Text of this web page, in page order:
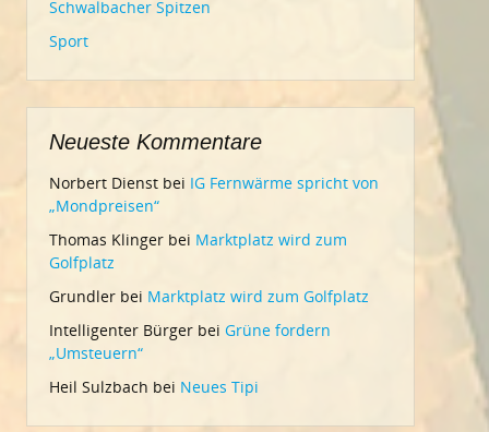
Schwalbacher Spitzen
Sport
Neueste Kommentare
Norbert Dienst bei IG Fernwärme spricht von
„Mondpreisen“
Thomas Klinger bei Marktplatz wird zum
Golfplatz
Grundler bei Marktplatz wird zum Golfplatz
Intelligenter Bürger bei Grüne fordern
„Umsteuern“
Heil Sulzbach bei Neues Tipi